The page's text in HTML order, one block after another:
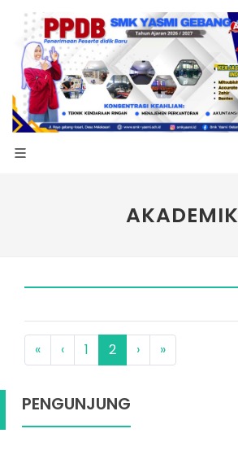
AKADEMIK
« ‹ 1 2 › »
PENGUNJUNG